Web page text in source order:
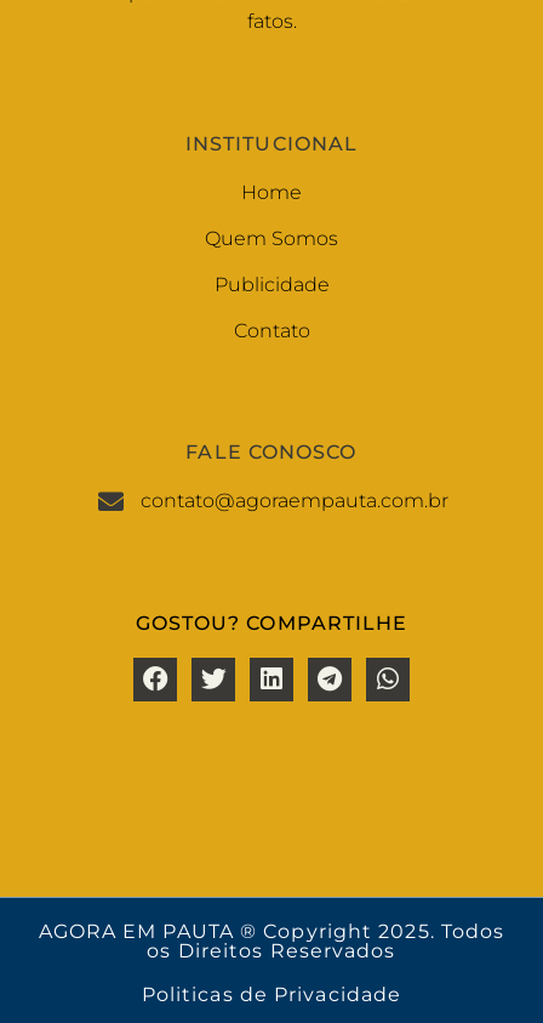
fatos.
INSTITUCIONAL
Home
Quem Somos
Publicidade
Contato
FALE CONOSCO
contato@agoraempauta.com.br
GOSTOU? COMPARTILHE
AGORA EM PAUTA ® Copyright 2025. Todos
os Direitos Reservados
Politicas de Privacidade